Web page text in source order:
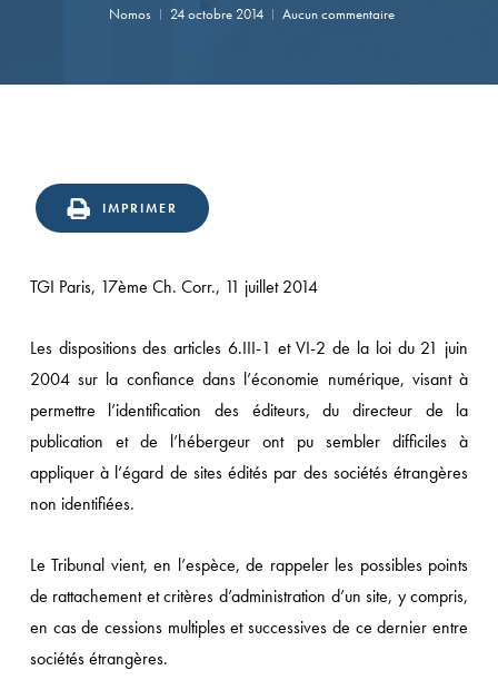
Nomos 24 octobre 2014 Aucun commentaire
IMPRIMER
TGI Paris, 17ème Ch. Corr., 11 juillet 2014
Les dispositions des articles 6.III-1 et VI-2 de la loi du 21 juin
2004 sur la confiance dans l’économie numérique, visant à
permettre l’identification des éditeurs, du directeur de la
publication et de l’hébergeur ont pu sembler difficiles à
appliquer à l’égard de sites édités par des sociétés étrangères
non identifiées.
Le Tribunal vient, en l’espèce, de rappeler les possibles points
de rattachement et critères d’administration d’un site, y compris,
en cas de cessions multiples et successives de ce dernier entre
sociétés étrangères.